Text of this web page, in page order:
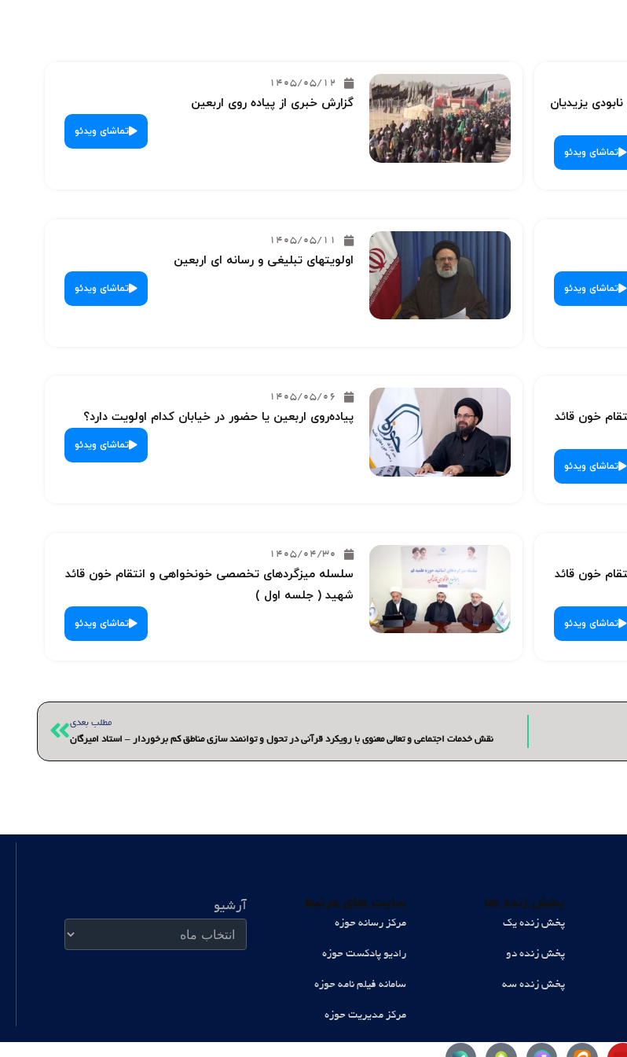
یزیدیان
تماشای ویدئو
1405/05/12
گزارش خبری از پیاده روی اربعین
تماشای ویدئو
تماشای ویدئو
1405/05/11
اولویتهای تبلیغی و رسانه ای اربعین
تماشای ویدئو
خون قائد
تماشای ویدئو
1405/05/06
پیاده‌روی اربعین یا حضور در خیابان کدام اولویت دارد؟
تماشای ویدئو
خون قائد
تماشای ویدئو
1405/04/30
سلسله میزگردهای تخصصی خونخواهی و انتقام خون قائد
شهید ( جلسه اول )
تماشای ویدئو
مطلب بعدی
نقش خدمات اجتماعی و تعالی معنوی با رویکرد قرآنی در تحول و توانمند سازی مناطق کم برخوردار – استاد امیرگان
بعدی
پخش زنده ها
پخش زنده یک
پخش زنده دو
پخش زنده سه
سایت های مرتبط
مرکز رسانه حوزه
رادیو پادکست حوزه
سامانه فیلم نامه حوزه
مرکز مدیریت حوزه
آرشیو
آرشیو
Y